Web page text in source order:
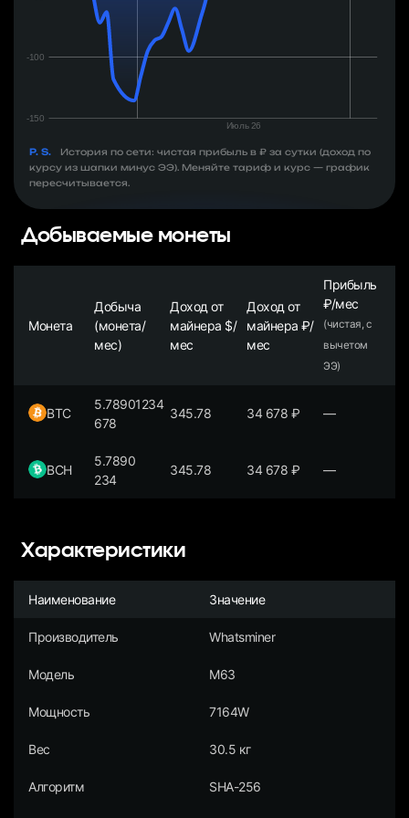
P. S.
История по сети: чистая прибыль в ₽ за сутки (доход по
курсу из шапки минус ЭЭ). Меняйте тариф и курс — график
пересчитывается.
Добываемые монеты
Монета
Добыча
(монета/
мес)
Доход от
майнера $/
мес
Доход от
майнера ₽/
мес
Прибыль
₽/мес
(чистая, с
вычетом
ЭЭ)
BTC
5.78901234
678
345.78 34 678 ₽ —
BCH
5.7890
234
345.78 34 678 ₽ —
Характеристики
Наименование Значение
Производитель Whatsminer
Модель M63
Мощность 7164W
Вес 30.5 кг
Алгоритм SHA-256